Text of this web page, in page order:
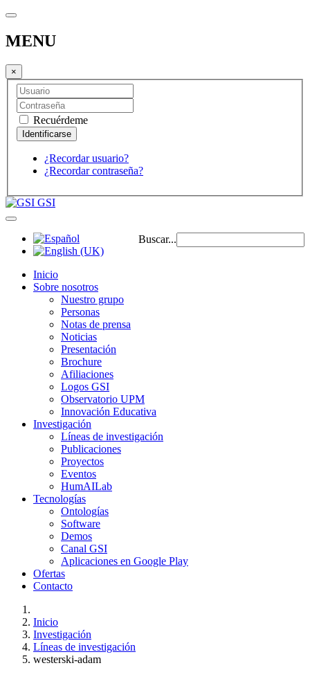
MENU
×
Recuérdeme
¿Recordar usuario?
¿Recordar contraseña?
GSI
Buscar...
Inicio
Sobre nosotros
Nuestro grupo
Personas
Notas de prensa
Noticias
Presentación
Brochure
Afiliaciones
Logos GSI
Observatorio UPM
Innovación Educativa
Investigación
Líneas de investigación
Publicaciones
Proyectos
Eventos
HumAILab
Tecnologías
Ontologías
Software
Demos
Canal GSI
Aplicaciones en Google Play
Ofertas
Contacto
Inicio
Investigación
Líneas de investigación
westerski-adam